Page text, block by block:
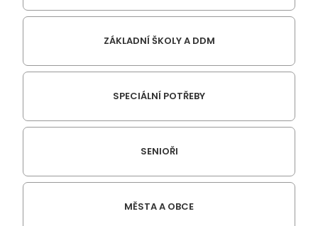
ZÁKLADNÍ ŠKOLY A DDM
SPECIÁLNÍ POTŘEBY
SENIOŘI
MĚSTA A OBCE